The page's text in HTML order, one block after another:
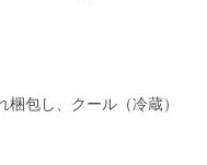
包し、クール（冷蔵）